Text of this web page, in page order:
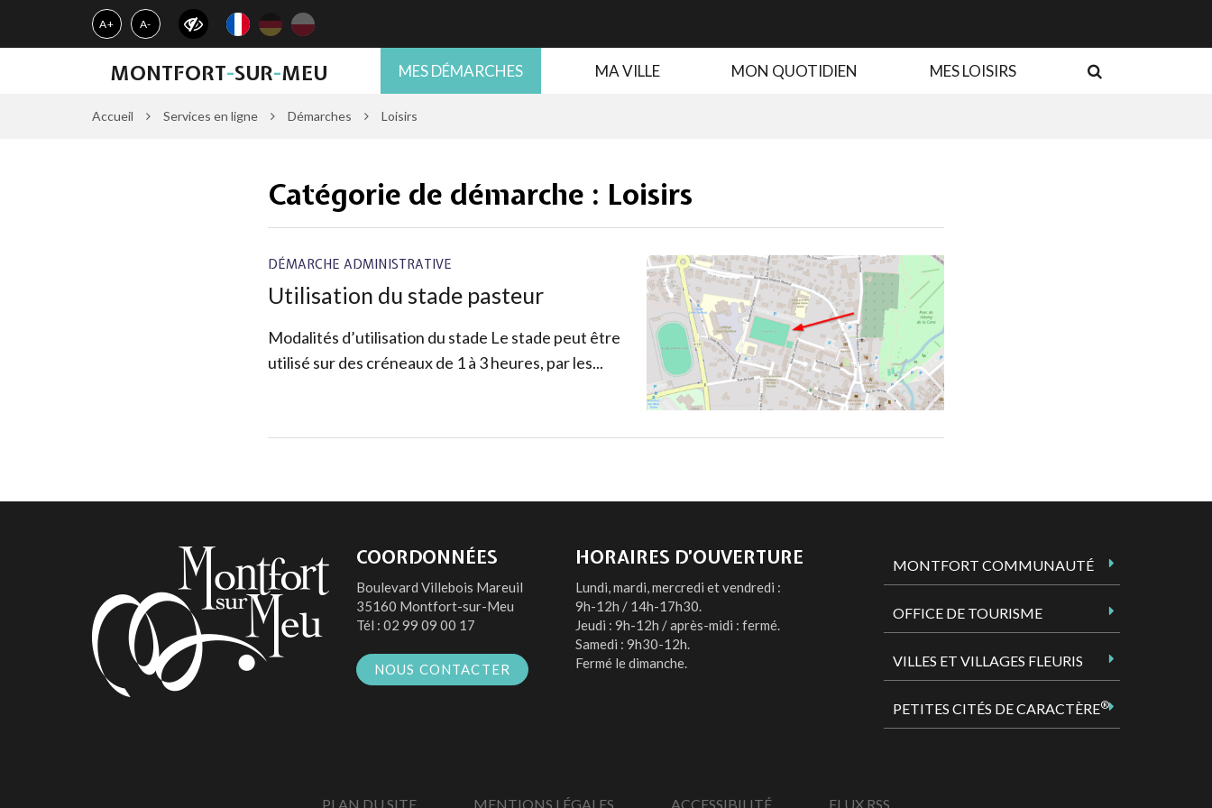
Gestion des traceurs
A+ A-
MONTFORT-SUR-MEU MES DÉMARCHES MA VILLE MON QUOTIDIEN MES LOISIRS
Accueil Services en ligne Démarches Loisirs
Catégorie de démarche : Loisirs
DÉMARCHE ADMINISTRATIVE
Utilisation du stade pasteur
Modalités d’utilisation du stade Le stade peut être
utilisé sur des créneaux de 1 à 3 heures, par les...
COORDONNÉES
Boulevard Villebois Mareuil
35160 Montfort-sur-Meu
Tél : 02 99 09 00 17
NOUS CONTACTER
HORAIRES D’OUVERTURE
Lundi, mardi, mercredi et vendredi :
9h-12h / 14h-17h30.
Jeudi : 9h-12h / après-midi : fermé.
Samedi : 9h30-12h.
Fermé le dimanche.
MONTFORT COMMUNAUTÉ
OFFICE DE TOURISME
VILLES ET VILLAGES FLEURIS
PETITES CITÉS DE CARACTÈRE®
PLAN DU SITE MENTIONS LÉGALES ACCESSIBILITÉ FLUX RSS